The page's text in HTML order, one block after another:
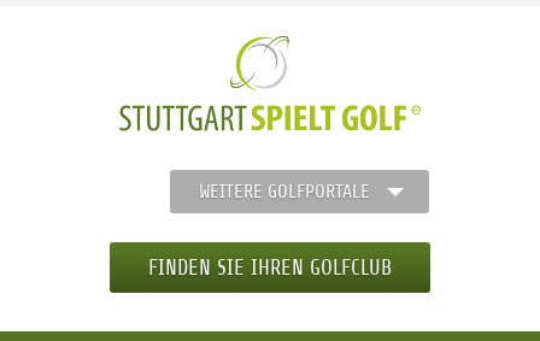
WEITERE GOLFPORTALE
FINDEN SIE IHREN GOLFCLUB